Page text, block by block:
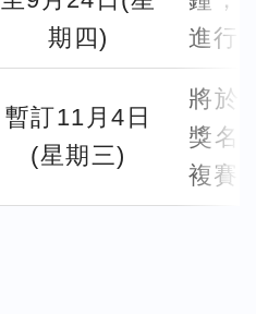
期四)
進行
暫訂11月4日
(星期三)
將於
獎名
複賽